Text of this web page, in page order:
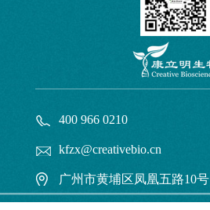
400 966 0210
kfzx@creativebio.cn
广州市黄埔区凤凰五路10号